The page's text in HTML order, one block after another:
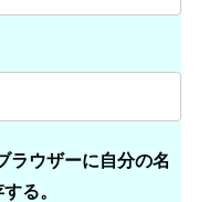
ラウザーに自分の名
る。